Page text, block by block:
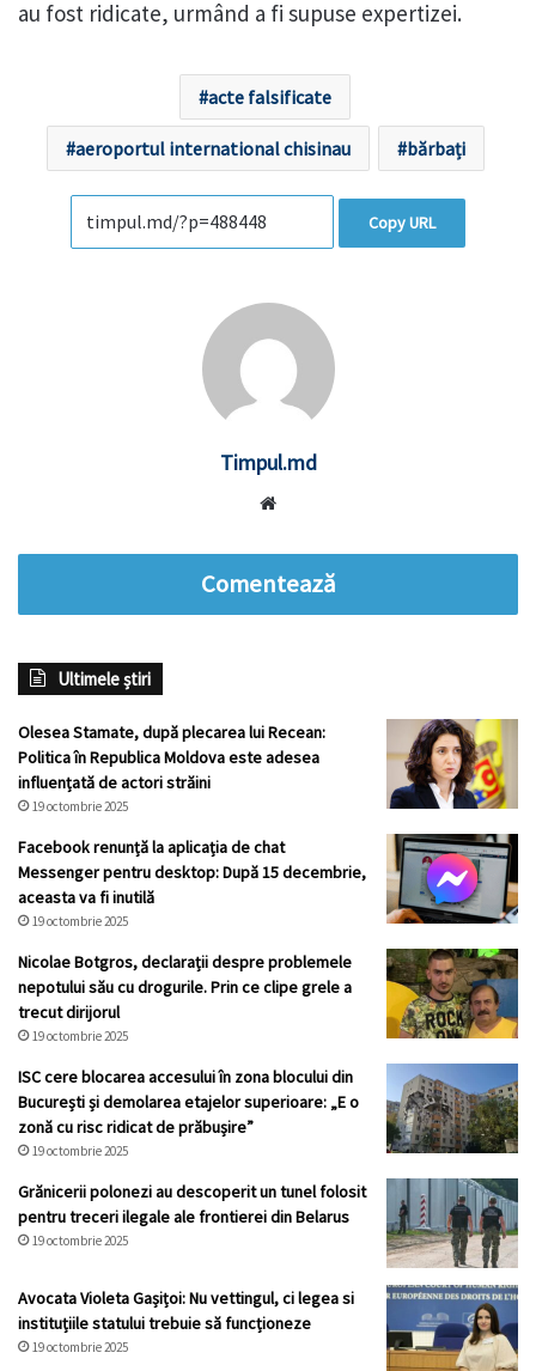
au fost ridicate, urmând a fi supuse expertizei.
acte falsificate
aeroportul international chisinau bărbați
Copy URL
Timpul.md
Comentează
Ultimele știri
Olesea Stamate, după plecarea lui Recean:
Politica în Republica Moldova este adesea
influențată de actori străini
19 octombrie 2025
Facebook renunță la aplicația de chat
Messenger pentru desktop: După 15 decembrie,
aceasta va fi inutilă
19 octombrie 2025
Nicolae Botgros, declarații despre problemele
nepotului său cu drogurile. Prin ce clipe grele a
trecut dirijorul
19 octombrie 2025
ISC cere blocarea accesului în zona blocului din
București și demolarea etajelor superioare: „E o
zonă cu risc ridicat de prăbușire”
19 octombrie 2025
Grănicerii polonezi au descoperit un tunel folosit
pentru treceri ilegale ale frontierei din Belarus
19 octombrie 2025
Avocata Violeta Gașițoi: Nu vettingul, ci legea si
instituțiile statului trebuie să funcționeze
19 octombrie 2025